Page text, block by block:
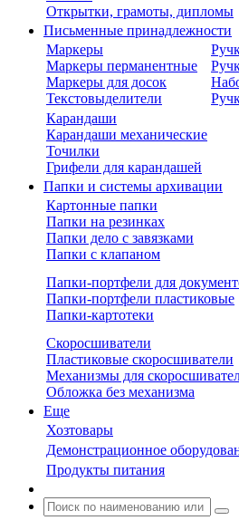
Открытки, грамоты, дипломы
Письменные принадлежности
Маркеры
Маркеры перманентные
Маркеры для досок
Текстовыделители
Карандаши
Карандаши механические
Точилки
Грифели для карандашей
Папки и системы архивации
Картонные папки
Папки на резинках
Папки дело с завязками
Папки с клапаном
Папки-портфели для
Папки-портфели пластиковые
Папки-картотеки
Скоросшиватели
Пластиковые скоросшиватели
Механизмы для
Обложка без механизма
Еще
Хозтовары
Демонстрационное
Продукты питания